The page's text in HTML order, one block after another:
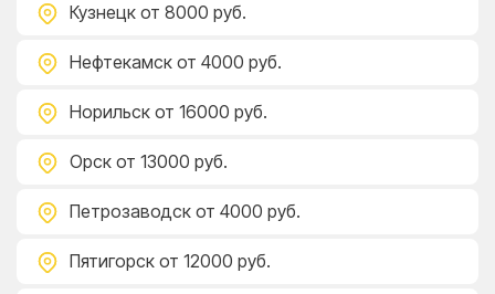
Кузнецк от 8000 руб.
Нефтекамск от 4000 руб.
Норильск от 16000 руб.
Орск от 13000 руб.
Петрозаводск от 4000 руб.
Пятигорск от 12000 руб.